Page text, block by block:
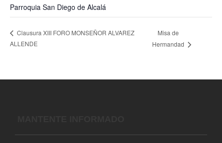
Parroquia San Diego de Alcalá
Clausura XIII FORO MONSEÑOR ALVAREZ
ALLENDE
Misa de
Hermandad